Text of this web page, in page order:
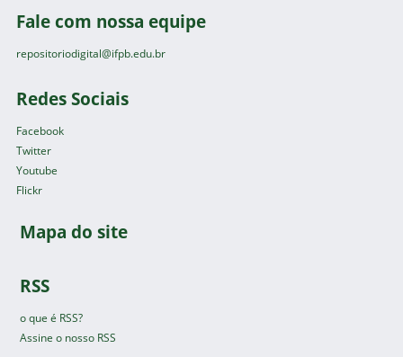
Fale com nossa equipe
repositoriodigital@ifpb.edu.br
Redes Sociais
Facebook
Twitter
Youtube
Flickr
Mapa do site
RSS
o que é RSS?
Assine o nosso RSS